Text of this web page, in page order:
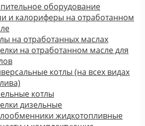
оборудование
и калориферы на отработанном
на отработанных маслах
на отработанном масле для
котлы (на всех видах
котлы
дизельные
жидкотопливные